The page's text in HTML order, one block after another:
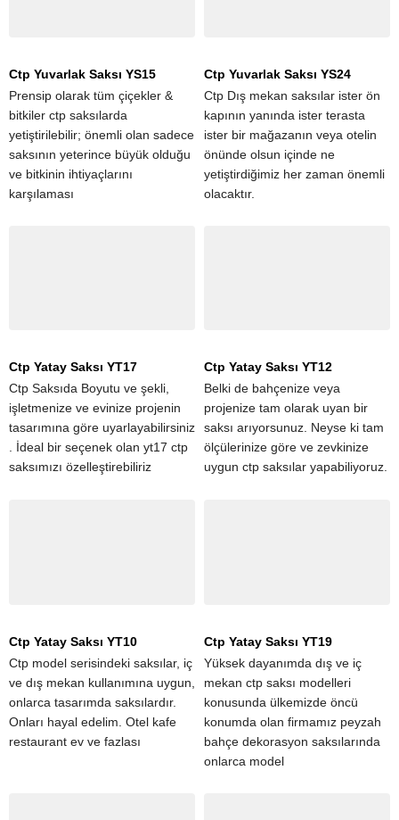
Ctp Yuvarlak Saksı YS15
Prensip olarak tüm çiçekler &
bitkiler ctp saksılarda
yetiştirilebilir; önemli olan sadece
saksının yeterince büyük olduğu
ve bitkinin ihtiyaçlarını
karşılaması
Ctp Yuvarlak Saksı YS24
Ctp Dış mekan saksılar ister ön
kapının yanında ister terasta
ister bir mağazanın veya otelin
önünde olsun içinde ne
yetiştirdiğimiz her zaman önemli
olacaktır.
Ctp Yatay Saksı YT17
Ctp Saksıda Boyutu ve şekli,
işletmenize ve evinize projenin
tasarımına göre uyarlayabilirsiniz
. İdeal bir seçenek olan yt17 ctp
saksımızı özelleştirebiliriz
Ctp Yatay Saksı YT12
Belki de bahçenize veya
projenize tam olarak uyan bir
saksı arıyorsunuz. Neyse ki tam
ölçülerinize göre ve zevkinize
uygun ctp saksılar yapabiliyoruz.
Ctp Yatay Saksı YT10
Ctp model serisindeki saksılar, iç
ve dış mekan kullanımına uygun,
onlarca tasarımda saksılardır.
Onları hayal edelim. Otel kafe
restaurant ev ve fazlası
Ctp Yatay Saksı YT19
Yüksek dayanımda dış ve iç
mekan ctp saksı modelleri
konusunda ülkemizde öncü
konumda olan firmamız peyzah
bahçe dekorasyon saksılarında
onlarca model